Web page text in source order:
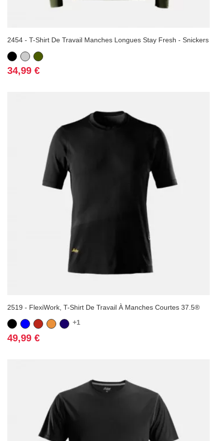
2454 - T-Shirt De Travail Manches Longues Stay Fresh - Snickers
Noir Gris Vert
Kaki
Prix
34,99 €
2519 - FlexiWork, T-Shirt De Travail À Manches Courtes 37.5®
Noir BleuRougeOrange
Bleu+1
Prix
49,99 €